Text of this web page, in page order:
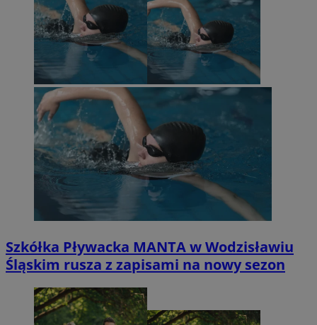
Szkółka Pływacka MANTA w Wodzisławiu
Śląskim rusza z zapisami na nowy sezon